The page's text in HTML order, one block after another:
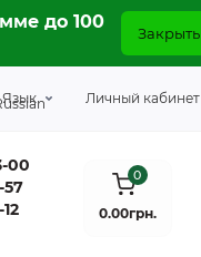
до 100
Закрыть
Язык Личный кабинет
00
57
0
0.00грн.